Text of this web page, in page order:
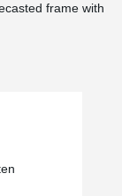
frame with